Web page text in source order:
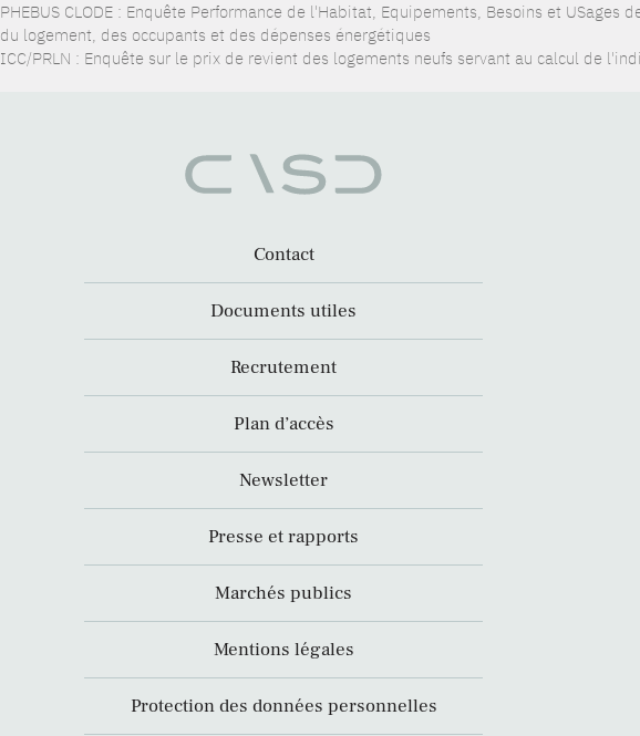
PHEBUS CLODE : Enquête Performance de l'Habitat, Equipements, Besoins et USages
du logement, des occupants et des dépenses énergétiques
ICC/PRLN : Enquête sur le prix de revient des logements neufs servant au calcul de
Contact
Documents utiles
Recrutement
Plan d’accès
Newsletter
Presse et rapports
Marchés publics
Mentions légales
Protection des données personnelles